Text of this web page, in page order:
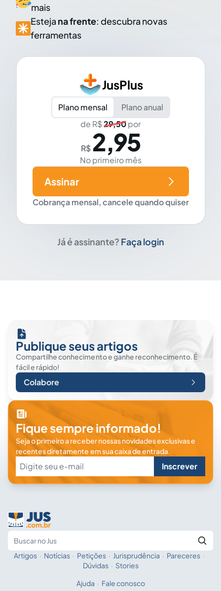
mais
Esteja na frente: descubra novas
ferramentas
JusPlus
Plano mensal
Plano anual
de R$29,50por
R$ 2,95
No primeiro mês
Cobrança mensal, cancele quando quiser
Assinar
Já é assinante? Faça login
Publique seus artigos
Compartilhe conhecimento e ganhe reconhecimento. É
fácil e rápido!
Colabore
Fique sempre informado!
Seja o primeiro a receber nossas novidades exclusivas e
recentes diretamente em sua caixa de entrada.
Inscrever
Fale com a IA
Artigos · Notícias · Petições · Jurisprudência · Pareceres ·
Dúvidas · Stories
Ajuda · Fale conosco